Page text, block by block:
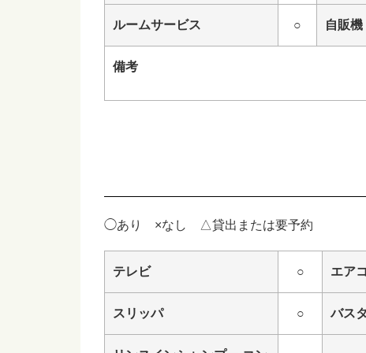
ルームサービス ○ 自販機
備考
◯あり ×なし △貸出または要予約
テレビ ○ エア
スリッパ ○ バス